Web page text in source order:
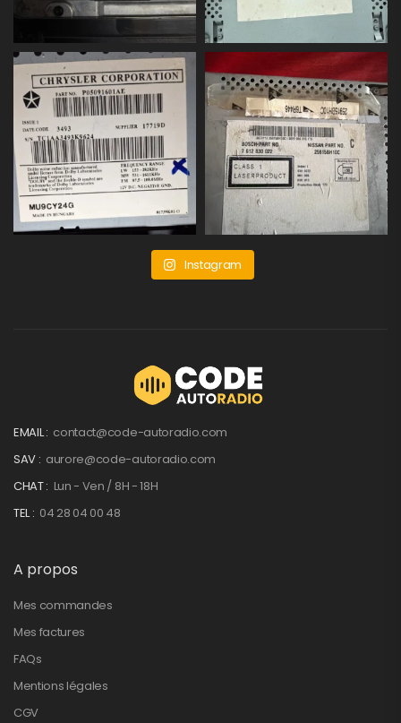
Instagram
EMAIL : contact@code-autoradio.com
SAV : aurore@code-autoradio.com
CHAT : Lun - Ven / 8H - 18H
TEL : 04 28 04 00 48
A propos
Mes commandes
Mes factures
FAQs
Mentions légales
CGV